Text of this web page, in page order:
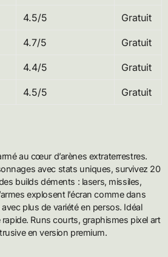
4.5/5 Gratuit
4.7/5 Gratuit
4.4/5 Gratuit
4.5/5 Gratuit
au cœur d’arènes extraterrestres.
avec stats uniques, survivez 20
builds déments : lasers, missiles,
explosent l’écran comme dans
avec plus de variété en persos. Idéal
Runs courts, graphismes pixel art
en version premium.